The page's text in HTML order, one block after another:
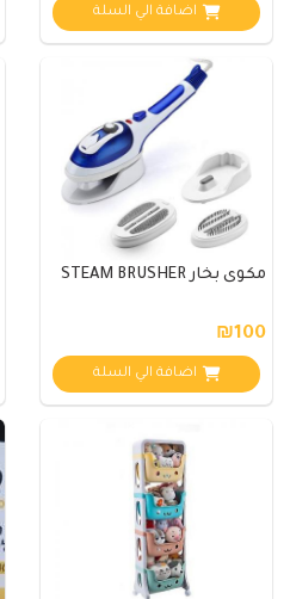
اضافة الي السلة
مكوى بخار STEAM BRUSHER
₪100
اضافة الي السلة